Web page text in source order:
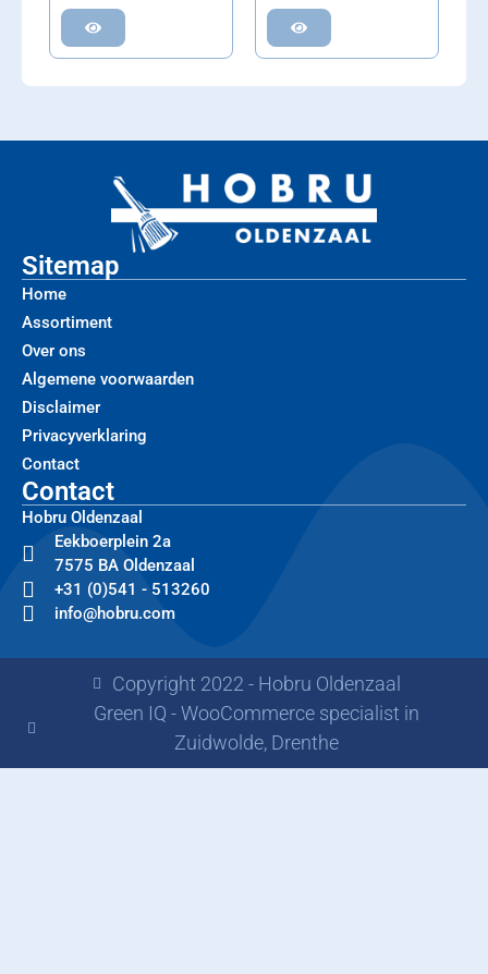
Sitemap
Home
Assortiment
Over ons
Algemene voorwaarden
Disclaimer
Privacyverklaring
Contact
Contact
Hobru Oldenzaal
Eekboerplein 2a
7575 BA Oldenzaal
+31 (0)541 - 513260
info@hobru.com
Copyright 2022 - Hobru Oldenzaal
Green IQ - WooCommerce specialist in
Zuidwolde, Drenthe